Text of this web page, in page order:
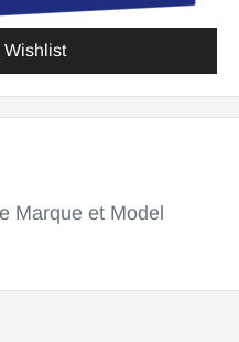
Wishlist
Marque et Model